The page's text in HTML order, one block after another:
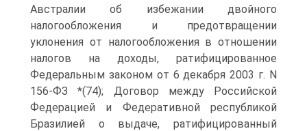
Австралии об избежании двойного
налогообложения и предотвращении
уклонения от налогообложения в отношении
налогов на доходы, ратифицированное
Федеральным законом от 6 декабря 2003 г. N
156-ФЗ *(74); Договор между Российской
Федерацией и Федеративной республикой
Бразилией о выдаче, ратифицированный